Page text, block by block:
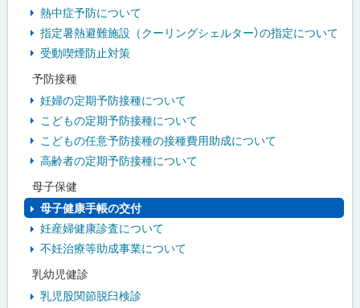
熱中症予防について
指定暑熱避難施設（クーリングシェルター）の指定について
受動喫煙防止対策
予防接種
妊婦の定期予防接種について
こどもの定期予防接種について
こどもの任意予防接種の接種費用助成について
高齢者の定期予防接種について
母子保健
母子健康手帳の交付
妊産婦健康診査について
不妊治療等助成事業について
乳幼児健診
乳児股関節脱臼検診